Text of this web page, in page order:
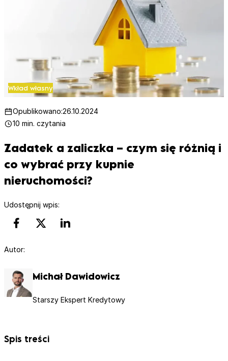
Wkład własny
Opublikowano:26.10.2024
10 min. czytania
Zadatek a zaliczka – czym się różnią i
co wybrać przy kupnie
nieruchomości?
Udostępnij wpis:
Autor:
Michał Dawidowicz
Starszy Ekspert Kredytowy
Spis treści